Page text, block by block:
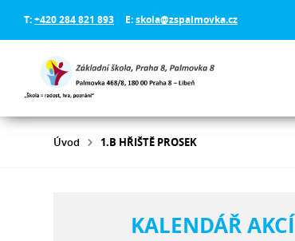
T:+420 284 821 893 E:skola@zspalmovka.cz
Úvod 1.B HŘIŠTĚ PROSEK
KALENDÁŘ AKCÍ